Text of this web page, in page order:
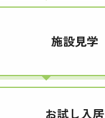
施設見学
お試し入居